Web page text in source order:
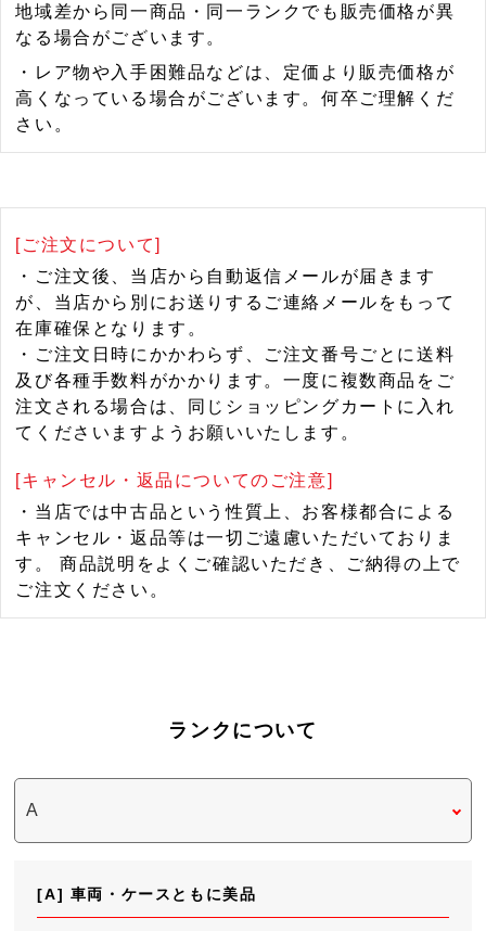
地域差から同一商品・同一ランクでも販売価格が異
なる場合がございます。
・レア物や入手困難品などは、定価より販売価格が
高くなっている場合がございます。何卒ご理解くだ
さい。
[ご注文について]
・ご注文後、当店から自動返信メールが届きます
が、当店から別にお送りするご連絡メールをもって
在庫確保となります。
・ご注文日時にかかわらず、ご注文番号ごとに送料
及び各種手数料がかかります。一度に複数商品をご
注文される場合は、同じショッピングカートに入れ
てくださいますようお願いいたします。
[キャンセル・返品についてのご注意]
・当店では中古品という性質上、お客様都合による
キャンセル・返品等は一切ご遠慮いただいておりま
す。 商品説明をよくご確認いただき、ご納得の上で
ご注文ください。
ランクについて
[A] 車両・ケースともに美品